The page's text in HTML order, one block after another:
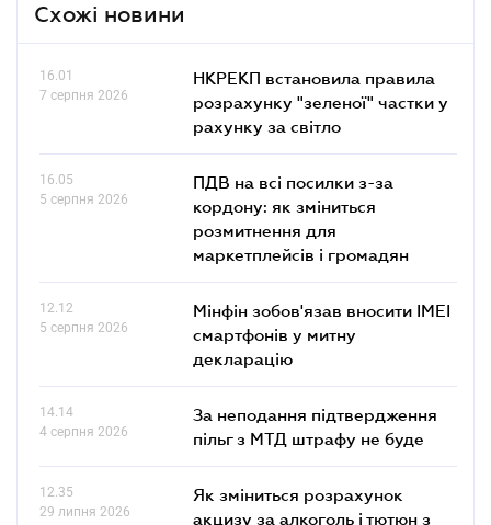
Схожі новини
16.01
7 серпня 2026
НКРЕКП встановила правила
розрахунку "зеленої" частки у
рахунку за світло
16.05
5 серпня 2026
ПДВ на всі посилки з-за
кордону: як зміниться
розмитнення для
маркетплейсів і громадян
12.12
5 серпня 2026
Мінфін зобов'язав вносити IMEI
смартфонів у митну
декларацію
14.14
4 серпня 2026
За неподання підтвердження
пільг з МТД штрафу не буде
12.35
29 липня 2026
Як зміниться розрахунок
акцизу за алкоголь і тютюн з